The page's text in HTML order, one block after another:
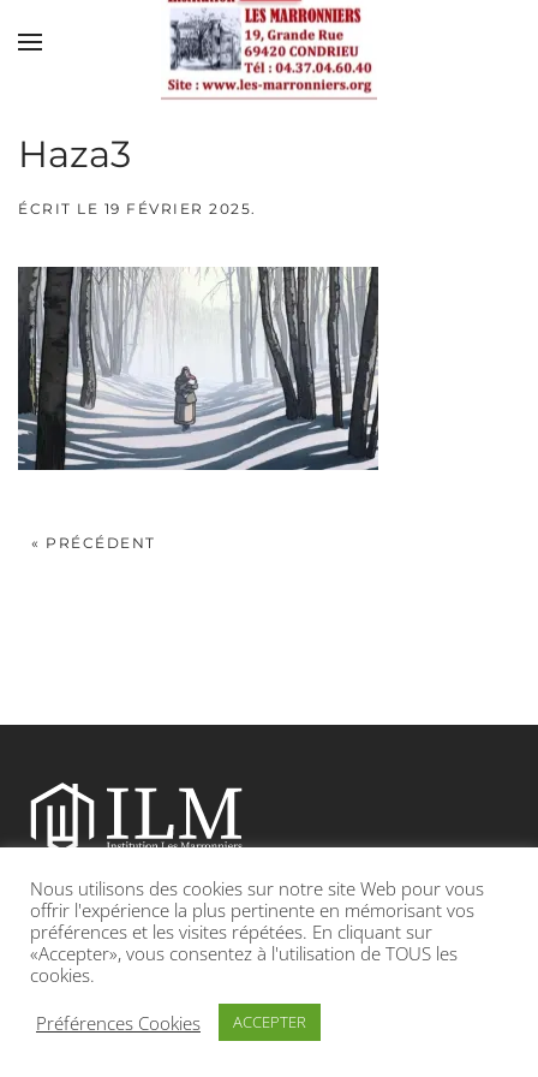
Skip to main content
Haza3
ÉCRIT LE 19 FÉVRIER 2025.
« PRÉCÉDENT
Etablissement catholique sous contrat d’association avec l’Etat
Adresse : 19, Grande rue 69420 CONDRIEU
INFOS LÉGALES POLITIQUE DE CONFIDENTIALITÉ
Nous utilisons des cookies sur notre site Web pour vous
offrir l'expérience la plus pertinente en mémorisant vos
préférences et les visites répétées. En cliquant sur
«Accepter», vous consentez à l'utilisation de TOUS les
cookies.
Préférences Cookies
ACCEPTER